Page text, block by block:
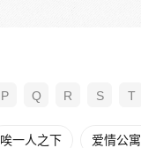
P Q R S T
唉一人之下 爱情公